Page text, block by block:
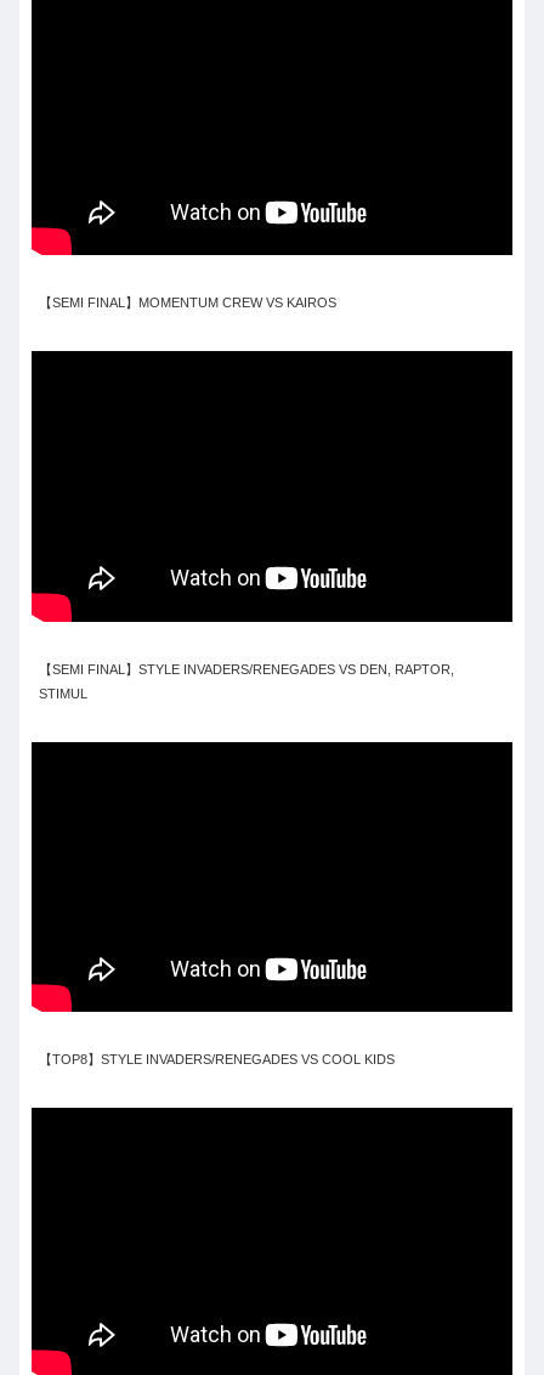
【SEMI FINAL】MOMENTUM CREW VS KAIROS
【SEMI FINAL】STYLE INVADERS/RENEGADES VS DEN, RAPTOR,
STIMUL
【TOP8】STYLE INVADERS/RENEGADES VS COOL KIDS